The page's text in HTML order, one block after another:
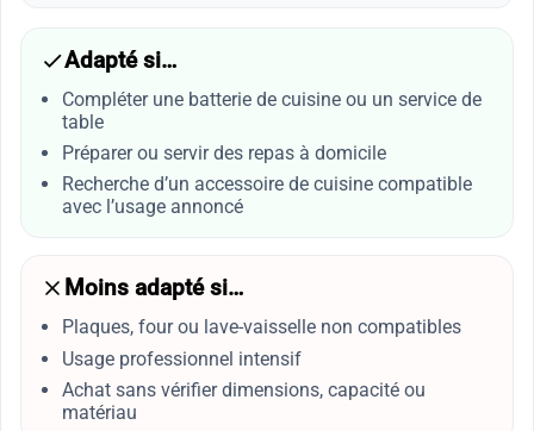
Adapté si…
Compléter une batterie de cuisine ou un service de
table
Préparer ou servir des repas à domicile
Recherche d’un accessoire de cuisine compatible
avec l’usage annoncé
Moins adapté si…
Plaques, four ou lave-vaisselle non compatibles
Usage professionnel intensif
Achat sans vérifier dimensions, capacité ou
matériau